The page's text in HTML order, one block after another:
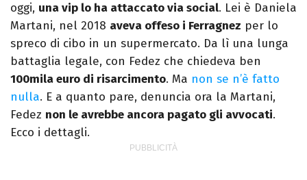
oggi, una vip lo ha attaccato via social. Lei è Daniela
Martani, nel 2018 aveva offeso i Ferragnez per lo
spreco di cibo in un supermercato. Da lì una lunga
battaglia legale, con Fedez che chiedeva ben
100mila euro di risarcimento. Ma non se n’è fatto
nulla. E a quanto pare, denuncia ora la Martani,
Fedez non le avrebbe ancora pagato gli avvocati.
Ecco i dettagli.